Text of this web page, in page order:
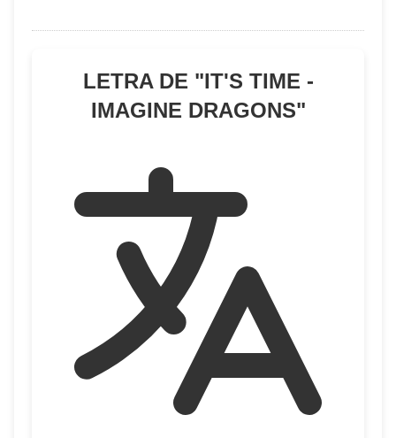
LETRA DE "IT'S TIME -
IMAGINE DRAGONS"